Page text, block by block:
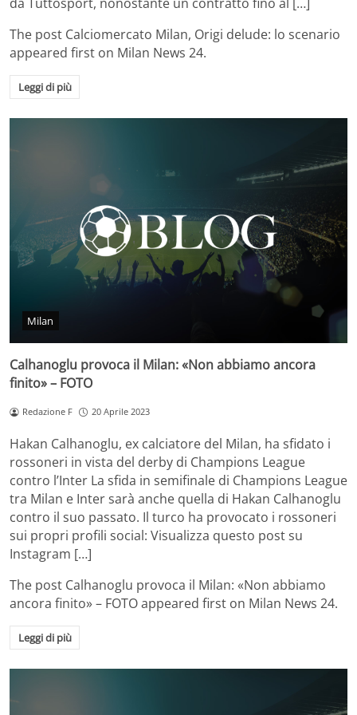
The post Calciomercato Milan, Origi delude: lo scenario
appeared first on Milan News 24.
Leggi di più
Milan
Calhanoglu provoca il Milan: «Non abbiamo ancora
finito» – FOTO
Redazione F 20 Aprile 2023
Hakan Calhanoglu, ex calciatore del Milan, ha sfidato i
rossoneri in vista del derby di Champions League
contro l’Inter La sfida in semifinale di Champions League
tra Milan e Inter sarà anche quella di Hakan Calhanoglu
contro il suo passato. Il turco ha provocato i rossoneri
sui propri profili social: Visualizza questo post su
Instagram […]
The post Calhanoglu provoca il Milan: «Non abbiamo
ancora finito» – FOTOappeared first on Milan News 24.
Leggi di più